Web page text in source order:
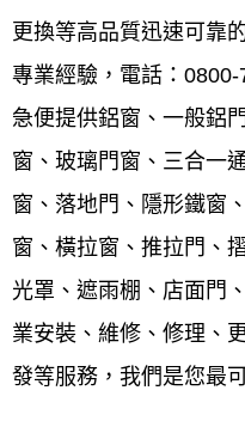
規劃鋁門窗實務經驗外
區家庭，對於門窗製定
的溝通及施工受的售後
合理平實的價格提供給
造最舒適的居家辦公空
工程宅急便 讓您最放心
質，更專業快速的施工，
取新知，並加強勘驗每
品質的嚴謹要求，最好
更換等高品質迅速可靠
專業經驗，電話：
急便提供鋁窗、一般鋁
窗、玻璃門窗、三合一
窗、落地門、隱形鐵窗
窗、橫拉窗、推拉門、
光罩、遮雨棚、店面門
業安裝、維修、修理、
發等服務，我們是您最